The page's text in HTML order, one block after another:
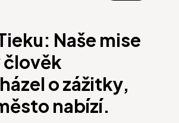
Naše mise
člověk
o zážitky,
nabízí.